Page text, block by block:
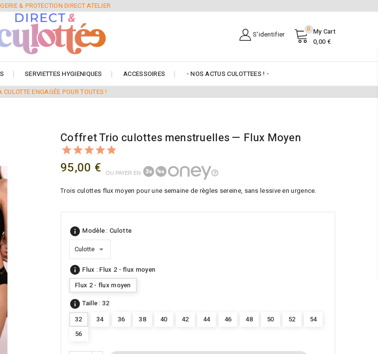
& PROTECTION DIRECT ATELIER
S'identifier
0 My Cart
0,00 €
SERVIETTES HYGIENIQUES ACCESSOIRES
- NOS ACTUS CULOTTEES ! -
CULOTTE ENGAGÉE POUR TOUTES !
Coffret Trio culottes menstruelles — Flux Moyen
95,00 € OU PAYER EN
Trois culottes flux moyen pour une semaine de règles sereine, sans lessive en urgence.
info Modèle : Culotte
info Flux : Flux 2 - flux moyen
Flux 2 - flux moyen
info Taille : 32
32
34 36 38 40 42 44 46 48 50 52
54
56